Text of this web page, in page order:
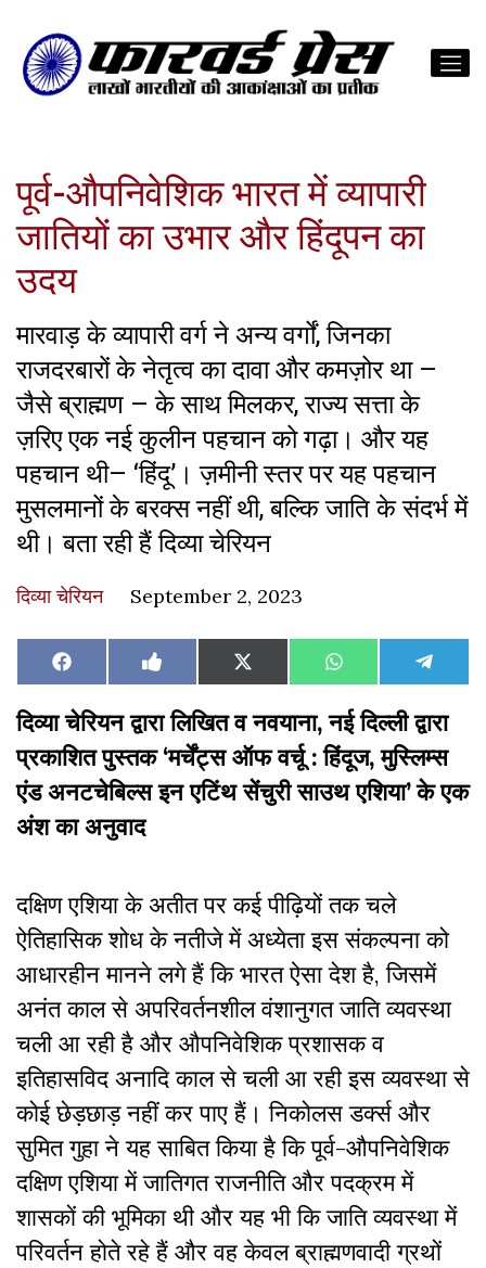
पूर्व-औपनिवेशिक भारत में व्यापारी
जातियों का उभार और हिंदूपन का
उदय
मारवाड़ के व्यापारी वर्ग ने अन्य वर्गों, जिनका
राजदरबारों के नेतृत्व का दावा और कमज़ोर था –
जैसे ब्राह्मण – के साथ मिलकर, राज्य सत्ता के
ज़रिए एक नई कुलीन पहचान को गढ़ा। और यह
पहचान थी– ‘हिंदू’। ज़मीनी स्तर पर यह पहचान
मुसलमानों के बरक्स नहीं थी, बल्कि जाति के संदर्भ में
थी। बता रही हैं दिव्या चेरियन
दिव्या चेरियन September 2, 2023
Share
on
Facebook Share
on
Like
on
Facebook
Share
on
X
(Twitter)
Share
on
WhatsAppShare
on
दिव्या चेरियन द्वारा लिखित व नवयाना, नई दिल्ली द्वारा
प्रकाशित पुस्तक ‘मर्चेंट्स ऑफ वर्चू : हिंदूज, मुस्लिम्स
एंड अनटचेबिल्स इन एटिंथ सेंचुरी साउथ एशिया’ के एक
अंश का अनुवाद
दक्षिण एशिया के अतीत पर कई पीढ़ियों तक चले
ऐतिहासिक शोध के नतीजे में अध्येता इस संकल्पना को
आधारहीन मानने लगे हैं कि भारत ऐसा देश है, जिसमें
अनंत काल से अपरिवर्तनशील वंशानुगत जाति व्यवस्था
चली आ रही है और औपनिवेशिक प्रशासक व
इतिहासविद अनादि काल से चली आ रही इस व्यवस्था से
कोई छेड़छाड़ नहीं कर पाए हैं। निकोलस डर्क्स और
सुमित गुहा ने यह साबित किया है कि पूर्व-औपनिवेशिक
दक्षिण एशिया में जातिगत राजनीति और पदक्रम में
शासकों की भूमिका थी और यह भी कि जाति व्यवस्था में
परिवर्तन होते रहे हैं और वह केवल ब्राह्मणवादी ग्रथों